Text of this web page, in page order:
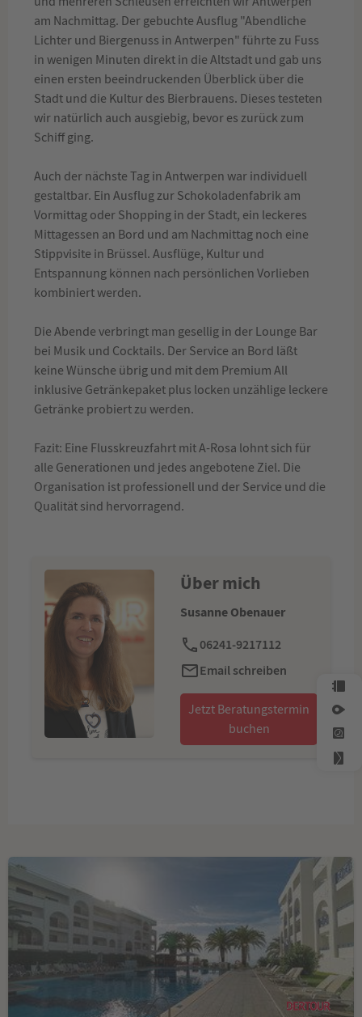
am Nachmittag. Der gebuchte Ausflug "Abendliche
Lichter und Biergenuss in Antwerpen" führte zu Fuss
in wenigen Minuten direkt in die Altstadt und gab uns
einen ersten beeindruckenden Überblick über die
Stadt und die Kultur des Bierbrauens. Dieses testeten
wir natürlich auch ausgiebig, bevor es zurück zum
Schiff ging.
Auch der nächste Tag in Antwerpen war individuell
gestaltbar. Ein Ausflug zur Schokoladenfabrik am
Vormittag oder Shopping in der Stadt, ein leckeres
Mittagessen an Bord und am Nachmittag noch eine
Stippvisite in Brüssel. Ausflüge, Kultur und
Entspannung können nach persönlichen Vorlieben
kombiniert werden.
Die Abende verbringt man gesellig in der Lounge Bar
bei Musik und Cocktails. Der Service an Bord läßt
keine Wünsche übrig und mit dem Premium All
inklusive Getränkepaket plus locken unzählige leckere
Getränke probiert zu werden.
Fazit: Eine Flusskreuzfahrt mit A-Rosa lohnt sich für
alle Generationen und jedes angebotene Ziel. Die
Organisation ist professionell und der Service und die
Qualität sind hervorragend.
Über mich
Susanne Obenauer
06241-9217112
Email schreiben
Jetzt Beratungstermin
buchen